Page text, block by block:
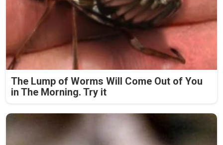
The Lump of Worms Will Come Out of You
in The Morning. Try it